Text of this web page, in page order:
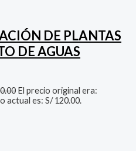
DE PLANTAS
DE AGUAS
El precio original era:
actual es: S/ 120.00.